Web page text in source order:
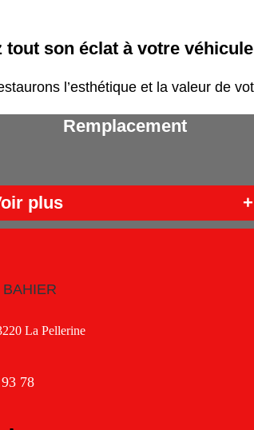
son éclat à votre
l’esthétique et la valeur de
Remplacement
plus +
La Pellerine
78